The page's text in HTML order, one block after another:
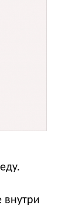
внутри